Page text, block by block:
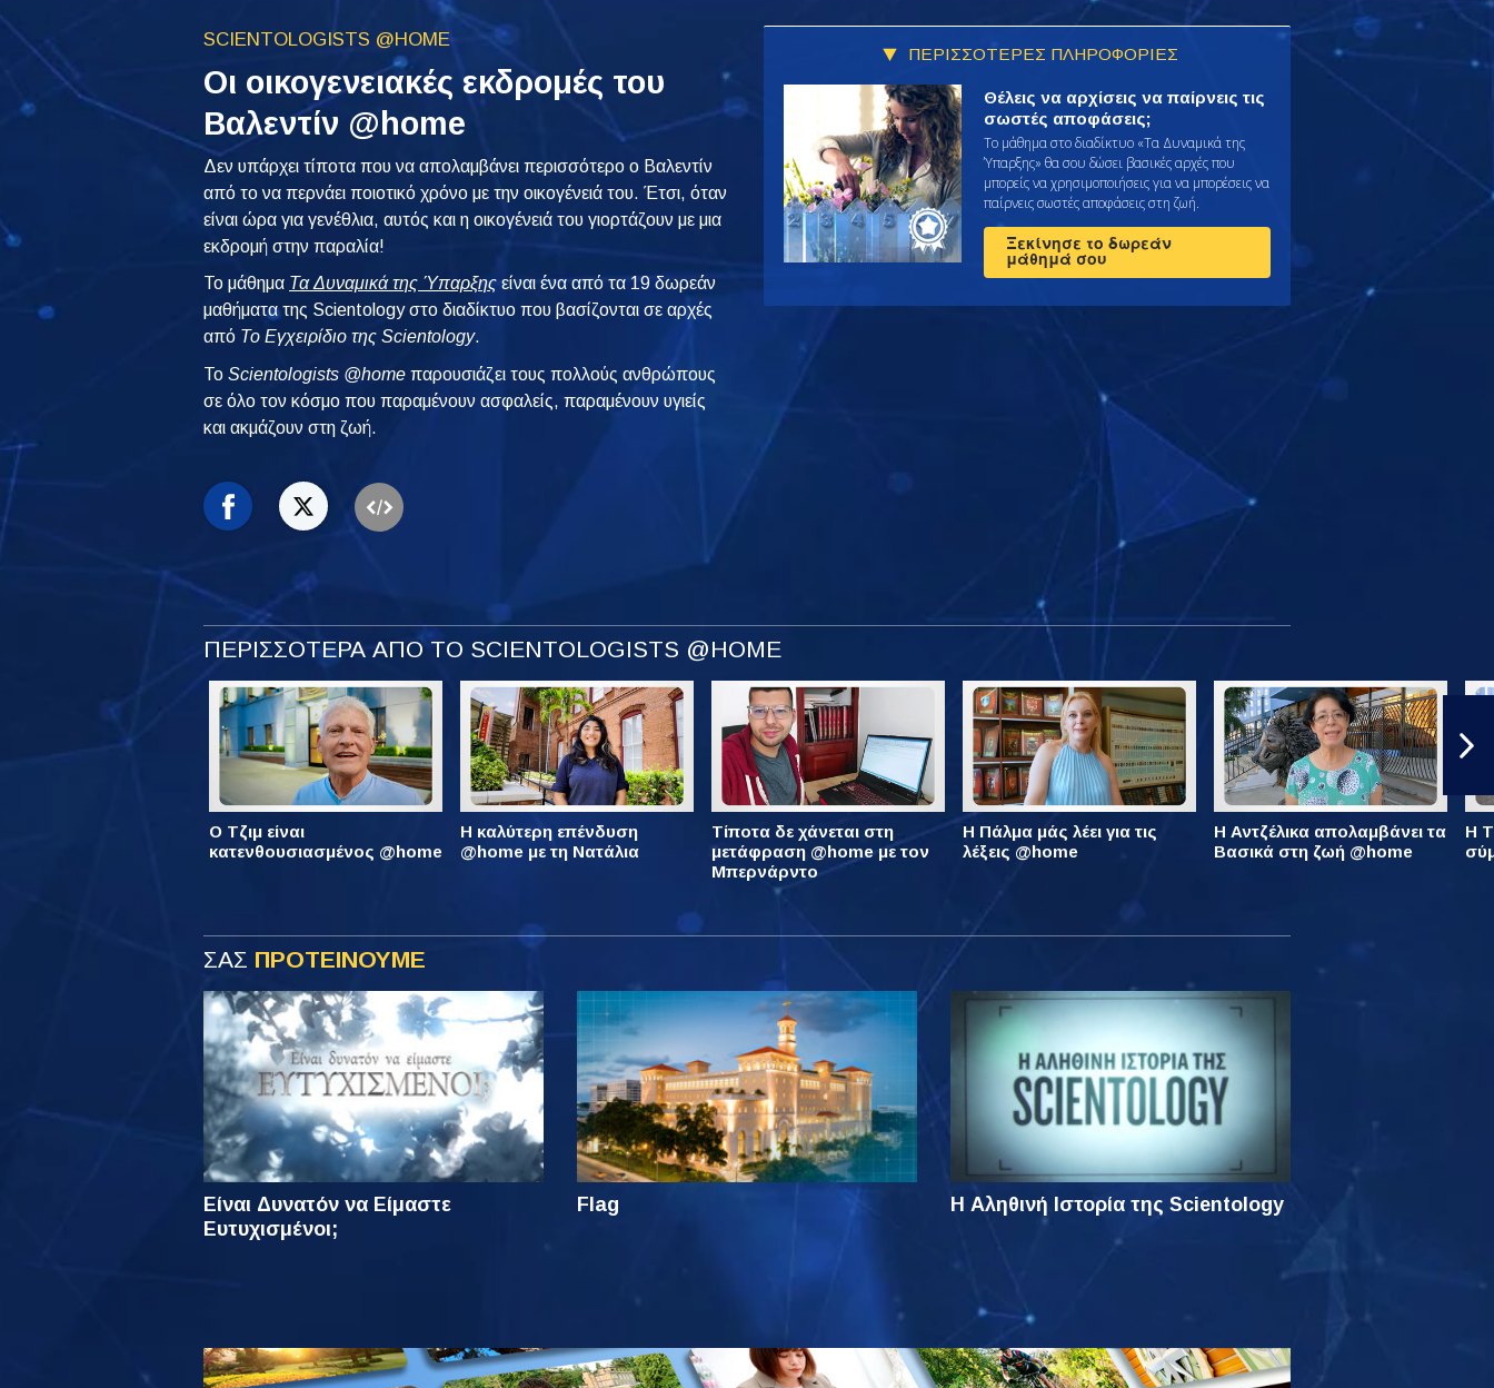
SCIENTOLOGISTS @HOME
Οι οικογενειακές εκδρομές του
Βαλεντίν @home
Δεν υπάρχει τίποτα που να απολαμβάνει περισσότερο ο Βαλεντίν
από το να περνάει ποιοτικό χρόνο με την οικογένειά του. Έτσι, όταν
είναι ώρα για γενέθλια, αυτός και η οικογένειά του γιορτάζουν με μια
εκδρομή στην παραλία!
Το μάθημα Τα Δυναμικά της Ύπαρξης είναι ένα από τα 19 δωρεάν
μαθήματα της Scientology στο διαδίκτυο που βασίζονται σε αρχές
από Το Εγχειρίδιο της Scientology.
ToScientologists @home παρουσιάζει τους πολλούς ανθρώπους
σε όλο τον κόσμο που παραμένουν ασφαλείς, παραμένουν υγιείς
και ακμάζουν στη ζωή.
ΠΕΡΙΣΣΟΤΕΡΕΣ ΠΛΗΡΟΦΟΡΙΕΣ
Θέλεις να αρχίσεις να παίρνεις τις
σωστές αποφάσεις;
Το μάθημα στο διαδίκτυο «Τα Δυναμικά της
Ύπαρξης» θα σου δώσει βασικές αρχές που
μπορείς να χρησιμοποιήσεις για να μπορέσεις να
παίρνεις σωστές αποφάσεις στη ζωή.
Ξεκίνησε το δωρεάν
μάθημά σου
ΠΕΡΙΣΣΟΤΕΡΑ ΑΠΟ ΤΟ SCIENTOLOGISTS @HOME
Ο Τζιμ είναι
κατενθουσιασμένος @home
Η καλύτερη επένδυση
@home με τη Νατάλια
Τίποτα δε χάνεται στη
μετάφραση @home με τον
Μπερνάρντο
Η Πάλμα μάς λέει για τις
λέξεις @home
Η Αντζέλικα απολαμβάνει τα
Βασικά στη ζωή @home
Η
ΣΑΣ ΠΡΟΤΕΙΝΟΥΜΕ
Είναι Δυνατόν να Είμαστε
Ευτυχισμένοι;
Flag Η Αληθινή Ιστορία της Scientology